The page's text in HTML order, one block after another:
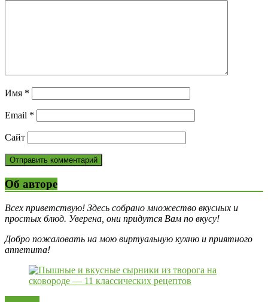
Имя *
Email *
Сайт
Об авторе
Всех приветствую! Здесь собрано множество вкусных и
простых блюд. Уверена, они придутся Вам по вкусу!
Добро пожаловать на мою виртуальную кухню и приятного
аппетита!